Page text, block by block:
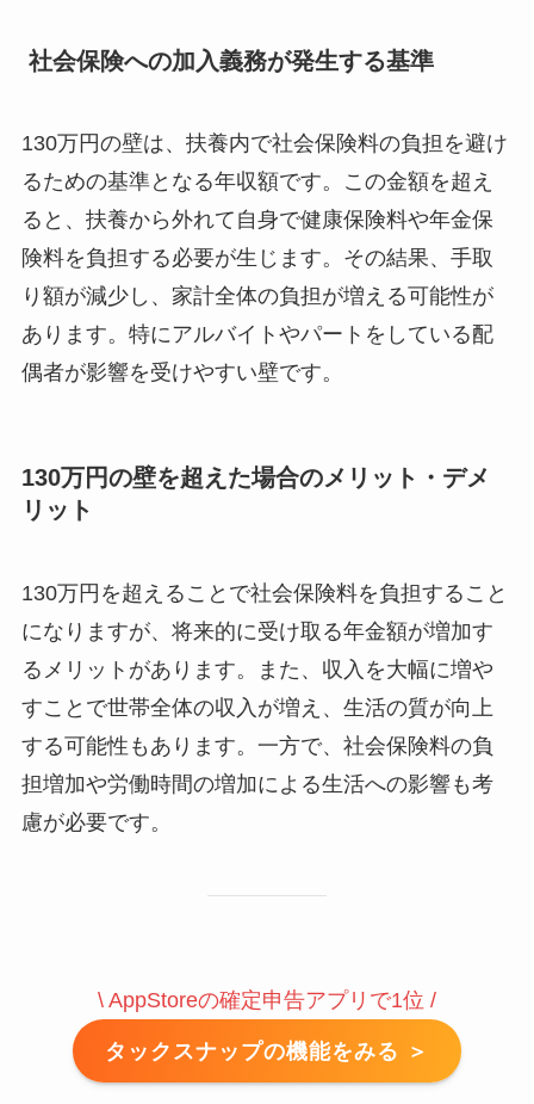
社会保険への加入義務が発生する基準
130万円の壁は、扶養内で社会保険料の負担を避け
るための基準となる年収額です。この金額を超え
ると、扶養から外れて自身で健康保険料や年金保
険料を負担する必要が生じます。その結果、手取
り額が減少し、家計全体の負担が増える可能性が
あります。特にアルバイトやパートをしている配
偶者が影響を受けやすい壁です。
130万円の壁を超えた場合のメリット・デメ
リット
130万円を超えることで社会保険料を負担すること
になりますが、将来的に受け取る年金額が増加す
るメリットがあります。また、収入を大幅に増や
すことで世帯全体の収入が増え、生活の質が向上
する可能性もあります。一方で、社会保険料の負
担増加や労働時間の増加による生活への影響も考
慮が必要です。
\ AppStoreの確定申告アプリで1位 /
タックスナップの機能をみる ＞